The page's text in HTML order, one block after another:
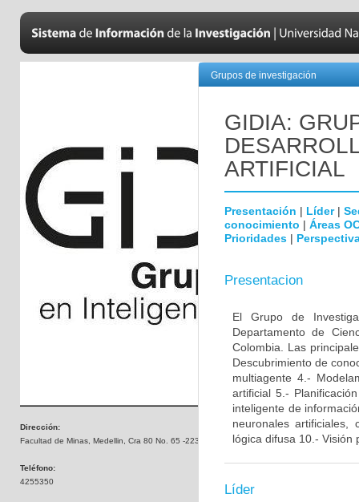
Dirección:
Facultad de Minas, Medellin, Cra 80 No. 65 -223 , Bloque M8
Teléfono:
4255350
Grupos de investigación
GIDIA:
ARTIFICIAL
Presentación | Líder|
conocimiento | Áreas
Prioridades |
Presentacion
El Grupo de
Departamento de
Colombia. Las
Descubrimiento de
multiagente 4.-
artificial 5.-
inteligente de
neuronales artificiales,
lógica difusa 10.- Visión
Líder